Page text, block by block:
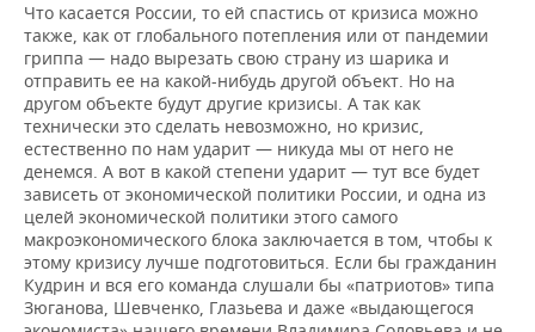
Что касается России, то ей спастись от кризиса можно
также, как от глобального потепления или от пандемии
гриппа — надо вырезать свою страну из шарика и
отправить ее на какой-нибудь другой объект. Но на
другом объекте будут другие кризисы. А так как
технически это сделать невозможно, но кризис,
естественно по нам ударит — никуда мы от него не
денемся. А вот в какой степени ударит — тут все будет
зависеть от экономической политики России, и одна из
целей экономической политики этого самого
макроэкономического блока заключается в том, чтобы к
этому кризису лучше подготовиться. Если бы гражданин
Кудрин и вся его команда слушали бы «патриотов» типа
Зюганова, Шевченко, Глазьева и даже «выдающегося